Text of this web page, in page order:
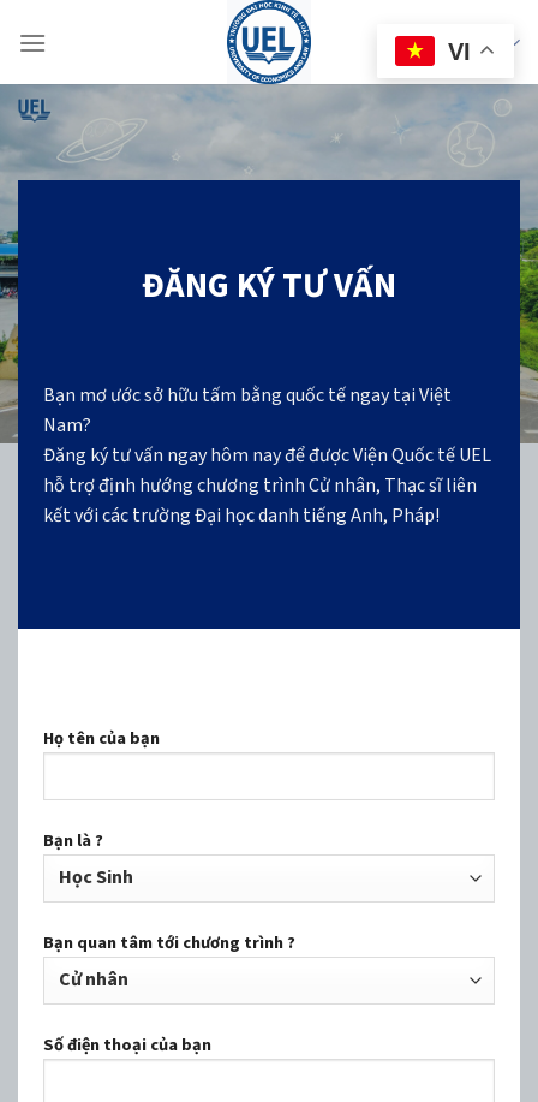
eBrochure
ĐĂNG KÝ TƯ VẤN
Bạn mơ ước sở hữu tấm bằng quốc tế ngay tại Việt
Nam?
Đăng ký tư vấn ngay hôm nay để được Viện Quốc tế UEL
hỗ trợ định hướng chương trình Cử nhân, Thạc sĩ liên
kết với các trường Đại học danh tiếng Anh, Pháp!
Họ tên của bạn
Bạn là ?
Bạn quan tâm tới chương trình ?
Số điện thoại của bạn
VI